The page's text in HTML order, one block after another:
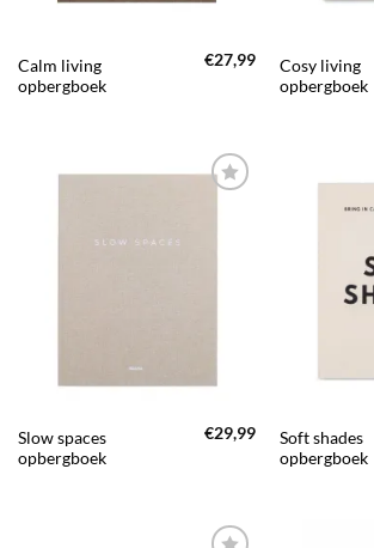
Calm living
opbergboek
€27,99
Cosy living
opbergboek
TOEVOEGEN
Slow spaces
opbergboek
€29,99
Soft shades
opbergboek